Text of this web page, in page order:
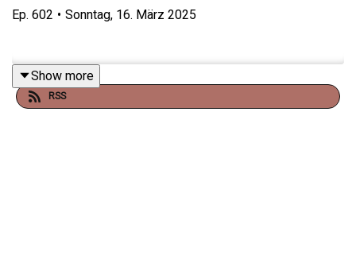
Ep. 602 • Sonntag, 16. März 2025
Show more
RSS